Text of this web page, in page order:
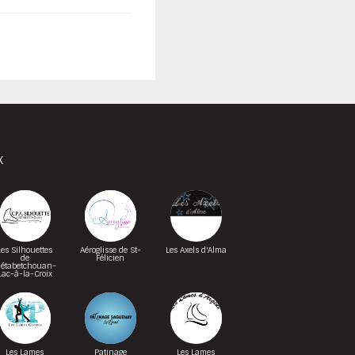
Silhouettes
de
à-la-Croix
Aéroglisse de St-
Félicien
Les Axels d'Alma
Les Lames Patinage Les Lames